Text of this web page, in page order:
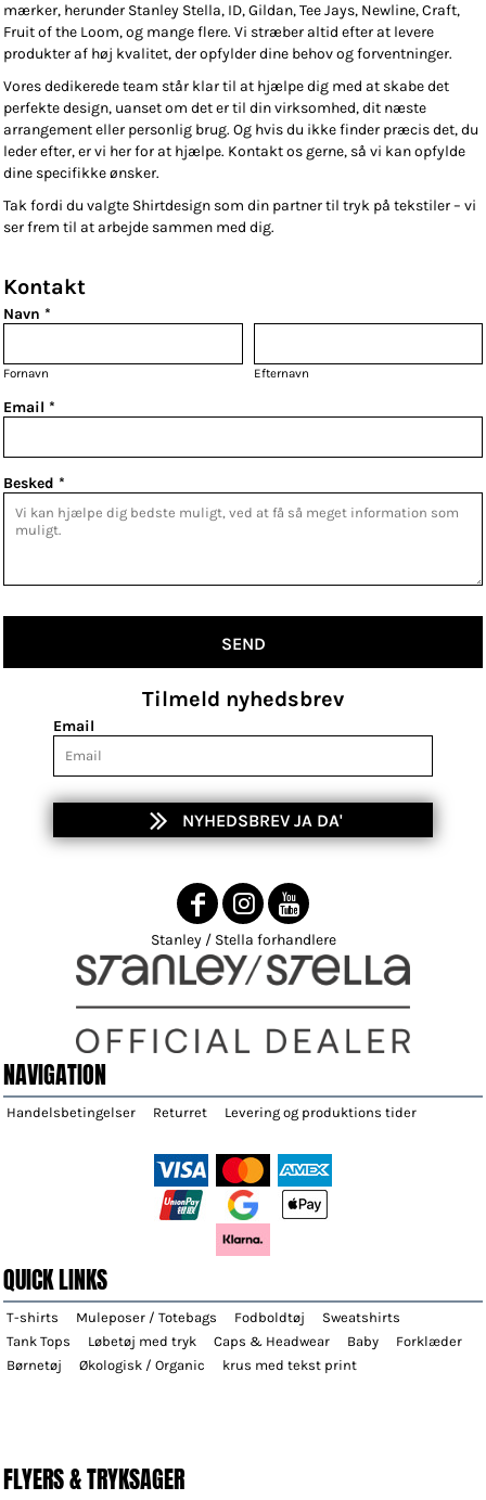
mærker, herunder Stanley Stella, ID, Gildan, Tee Jays, Newline, Craft,
Fruit of the Loom, og mange flere. Vi stræber altid efter at levere
produkter af høj kvalitet, der opfylder dine behov og forventninger.
Vores dedikerede team står klar til at hjælpe dig med at skabe det
perfekte design, uanset om det er til din virksomhed, dit næste
arrangement eller personlig brug. Og hvis du ikke finder præcis det, du
leder efter, er vi her for at hjælpe. Kontakt os gerne, så vi kan opfylde
dine specifikke ønsker.
Tak fordi du valgte Shirtdesign som din partner til tryk på tekstiler – vi
ser frem til at arbejde sammen med dig.
Kontakt
Navn *
Fornavn Efternavn
Email *
Besked *
SEND
Tilmeld nyhedsbrev
Email
NYHEDSBREV JA DA'
Stanley / Stella forhandlere
NAVIGATION
Handelsbetingelser Returret Levering og produktions tider
QUICK LINKS
T-shirts Muleposer / Totebags Fodboldtøj
Sweatshirts
Tank Tops
Løbetøj med tryk Caps & Headwear Baby
Forklæder
Børnetøj
Økologisk / Organic krus med tekst print
FLYERS & TRYKSAGER